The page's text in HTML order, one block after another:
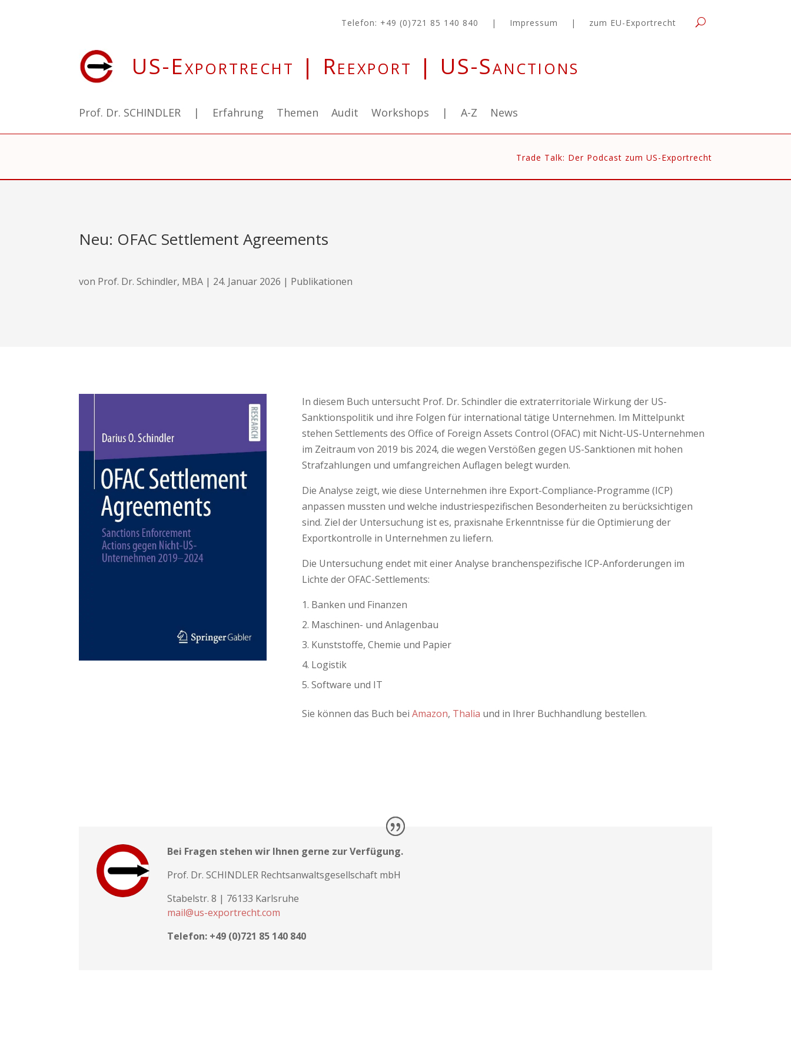
Telefon: +49 (0)721 85 140 840 | Impressum | zum EU-Exportrecht
US-Exportrecht | Reexport | US-Sanctions
Prof. Dr. SCHINDLER | Erfahrung Themen Audit Workshops | A-Z News
Trade Talk: Der Podcast zum US-Exportrecht
Neu: OFAC Settlement Agreements
von Prof. Dr. Schindler, MBA | 24. Januar 2026 | Publikationen
In diesem Buch untersucht Prof. Dr. Schindler die extraterritoriale Wirkung der US-
Sanktionspolitik und ihre Folgen für international tätige Unternehmen. Im Mittelpunkt
stehen Settlements des Office of Foreign Assets Control (OFAC) mit Nicht-US-Unternehmen
im Zeitraum von 2019 bis 2024, die wegen Verstößen gegen US-Sanktionen mit hohen
Strafzahlungen und umfangreichen Auflagen belegt wurden.
Die Analyse zeigt, wie diese Unternehmen ihre Export-Compliance-Programme (ICP)
anpassen mussten und welche industriespezifischen Besonderheiten zu berücksichtigen
sind. Ziel der Untersuchung ist es, praxisnahe Erkenntnisse für die Optimierung der
Exportkontrolle in Unternehmen zu liefern.
Die Untersuchung endet mit einer Analyse branchenspezifische ICP-Anforderungen im
Lichte der OFAC-Settlements:
Banken und Finanzen
Maschinen- und Anlagenbau
Kunststoffe, Chemie und Papier
Logistik
Software und IT
Sie können das Buch bei Amazon, Thalia und in Ihrer Buchhandlung bestellen.
Bei Fragen stehen wir Ihnen gerne zur Verfügung.
Prof. Dr. SCHINDLER Rechtsanwaltsgesellschaft mbH
Stabelstr. 8 | 76133 Karlsruhe
mail@us-exportrecht.com
Telefon: +49 (0)721 85 140 840